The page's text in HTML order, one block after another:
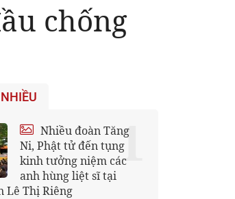
chống
Nhiều đoàn Tăng
Ni, Phật tử đến tụng
kinh tưởng niệm các
anh hùng liệt sĩ tại
Lê Thị Riêng
1